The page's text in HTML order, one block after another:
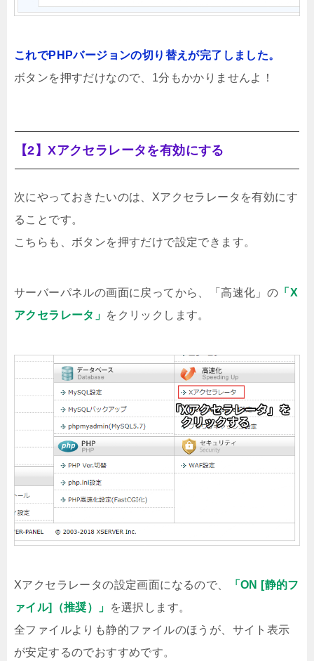
これでPHPバージョンの切り替えが完了しました。
ボタンを押すだけなので、1分もかかりませんよ！
【2】Xアクセラレータを有効にする
次にやっておきたいのは、Xアクセラレータを有効にす
ることです。
こちらも、ボタンを押すだけで設定できます。
サーバーパネルの画面に戻ってから、「高速化」の 「X
アクセラレータ」 をクリックします。
Xアクセラレータの設定画面になるので、
「ON [静的フ
ァイル]（推奨）」
を選択します。
全ファイルよりも静的ファイルのほうが、サイト表示
が安定するのでおすすめです。